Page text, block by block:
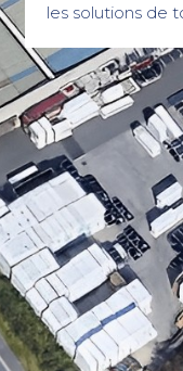
les solutions de